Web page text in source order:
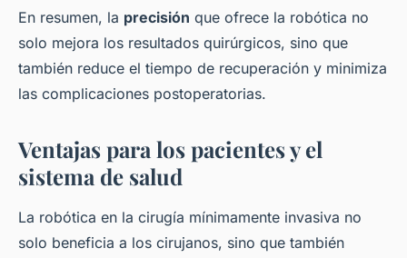
En resumen, la precisión que ofrece la robótica no
solo mejora los resultados quirúrgicos, sino que
también reduce el tiempo de recuperación y minimiza
las complicaciones postoperatorias.
Ventajas para los pacientes y el
sistema de salud
La robótica en la cirugía mínimamente invasiva no
solo beneficia a los cirujanos, sino que también